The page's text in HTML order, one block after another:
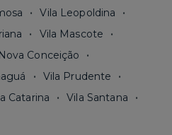
Vila Leopoldina
Vila Mascote
Conceição
Vila Prudente
Catarina
Vila Santana